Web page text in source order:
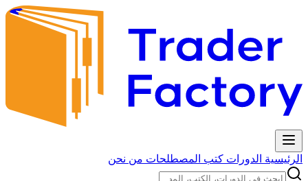
الرئيسية الدورات كتب المصطلحات من نحن